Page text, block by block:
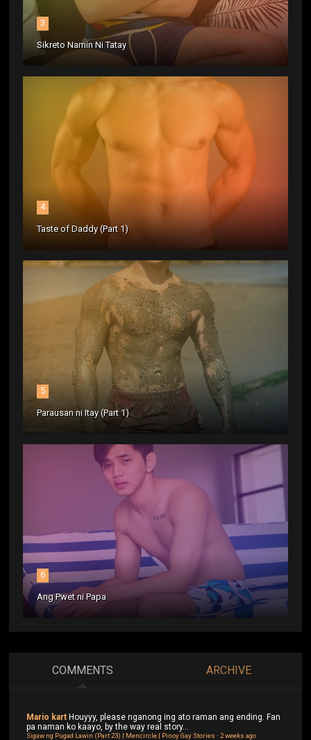
3
Sikreto Namin Ni Tatay
4
Taste of Daddy (Part 1)
5
Parausan ni Itay (Part 1)
6
Ang Pwet ni Papa
COMMENTS ARCHIVE
Mario kart Houyyy, please nganong ing ato raman ang ending. Fan
pa naman ko kaayo, by the way real story...
Sigaw ng Pugad Lawin (Part 23) | Mencircle | Pinoy Gay Stories ·2 weeks ago